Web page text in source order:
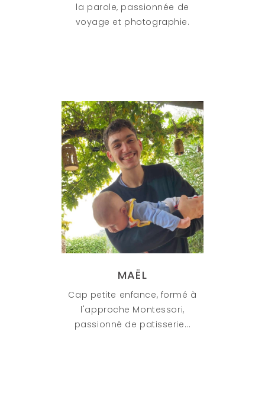
la parole, passionnée de
voyage et photographie.
MAËL
Cap petite enfance, formé à
l'approche Montessori,
passionné de patisserie...